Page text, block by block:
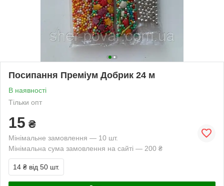
Посипання Преміум Добрик 24 м
В наявності
Тільки опт
15 ₴
Мінімальне замовлення — 10 шт.
Мінімальна сума замовлення на сайті — 200 ₴
14 ₴ від 50 шт.